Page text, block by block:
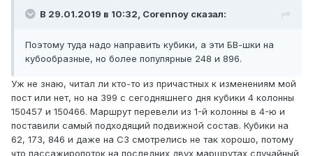
В 29.01.2019 в 10:32, Corennoy сказал:
Поэтому туда надо направить кубики, а эти БВ-шки на
кубообразные, но более популярные 248 и 896.
Уж не знаю, читал ли кто-то из причастных к изменениям мой
пост или нет, но на 399 с сегодняшнего дня кубики 4 колонны
150457 и 150466. Маршрут перевели из 1-й колонны в 4-ю и
поставили самый подходящий подвижной состав. Кубики на
62, 173, 846 и даже на СЗ смотрелись не так хорошо, потому
что пассажиропоток на последних двух маршрутах случайный